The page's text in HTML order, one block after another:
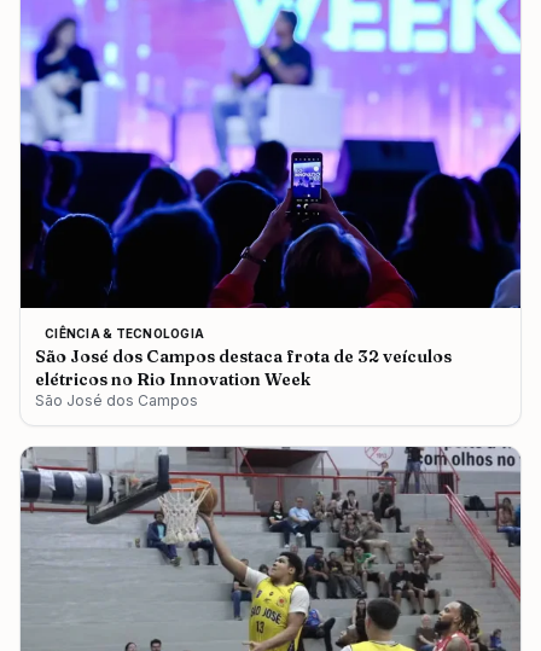
CIÊNCIA & TECNOLOGIA
São José dos Campos destaca frota de 32 veículos
elétricos no Rio Innovation Week
São José dos Campos